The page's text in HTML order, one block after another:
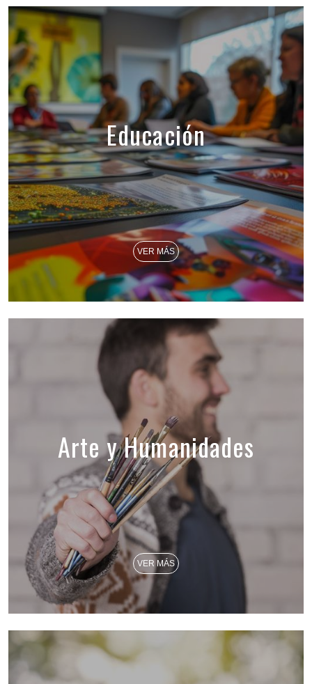
Educación
VER MÁS
Arte y Humanidades
VER MÁS